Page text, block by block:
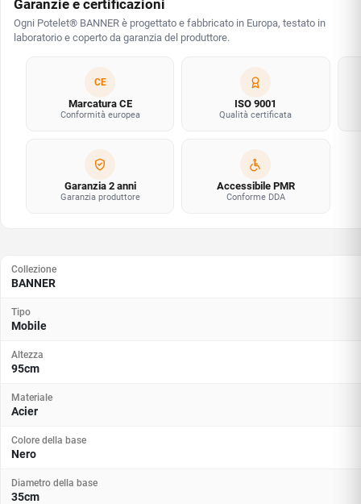
Garanzie e certificazioni
Ogni Potelet® BANNER è progettato e fabbricato in Europa, testato in
laboratorio e coperto da garanzia del produttore.
CE
Marcatura CE
Conformità europea
ISO 9001
Qualità certificata
Garanzia 2 anni
Garanzia produttore
Accessibile PMR
Conforme DDA
Collezione
BANNER
Tipo
Mobile
Altezza
95cm
Materiale
Acier
Colore della base
Nero
Diametro della base
35cm